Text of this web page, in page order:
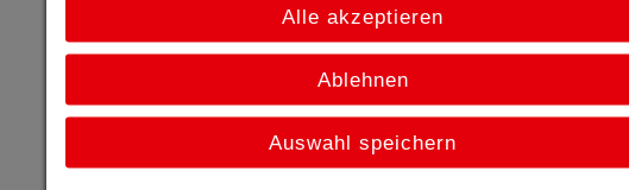
Absolutposition jederzeit verfügbar – dank batterielosem Multiturn-
Einfache Verkabelung und berührbare Komponenten – durch
Flexible Motor- und Getriebevarianten – von bürstenbehaftet bis
Sicherheitsfunktionen wie STO und SS1 – optional integriert für erhöhte
Einheitliche Ansteuerung über alle Varianten – unabhängig vom gewählten
Mit der aktuellen Erweiterung für EtherCAT NC-Funktionen geht TR Electronic
Alle akzeptieren
Ablehnen
Auswahl speichern